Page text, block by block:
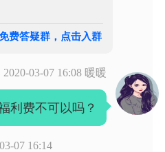
费答疑群，点击入群
2020-03-07 16:08 暖暖
利费不可以吗？
07 16:14